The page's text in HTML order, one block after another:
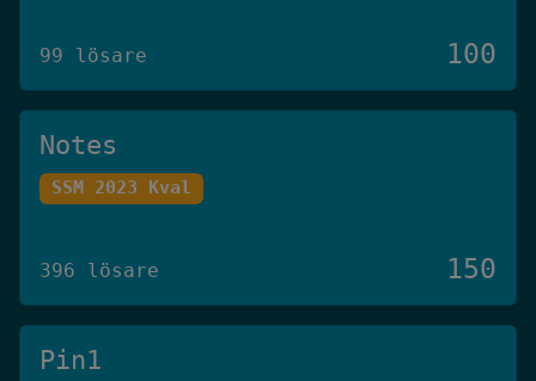
99 lösare 100
Notes
SSM 2023 Kval
396 lösare 150
Pin1